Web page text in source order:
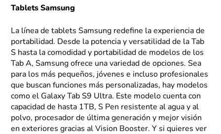
Tablets Samsung
La línea de tablets Samsung redefine la experiencia de
portabilidad. Desde la potencia y versatilidad de la Tab
S hasta la comodidad y portabilidad de modelos de los
Tab A, Samsung ofrece una variedad de opciones. Sea
para los más pequeños, jóvenes e incluso profesionales
que buscan funciones más personalizadas, hay modelos
como el Galaxy Tab S9 Ultra. Este modelo cuenta con
capacidad de hasta 1TB, S Pen resistente al agua y al
polvo, procesador de última generación y mejor visión
en exteriores gracias al Vision Booster. Y si quieres ver